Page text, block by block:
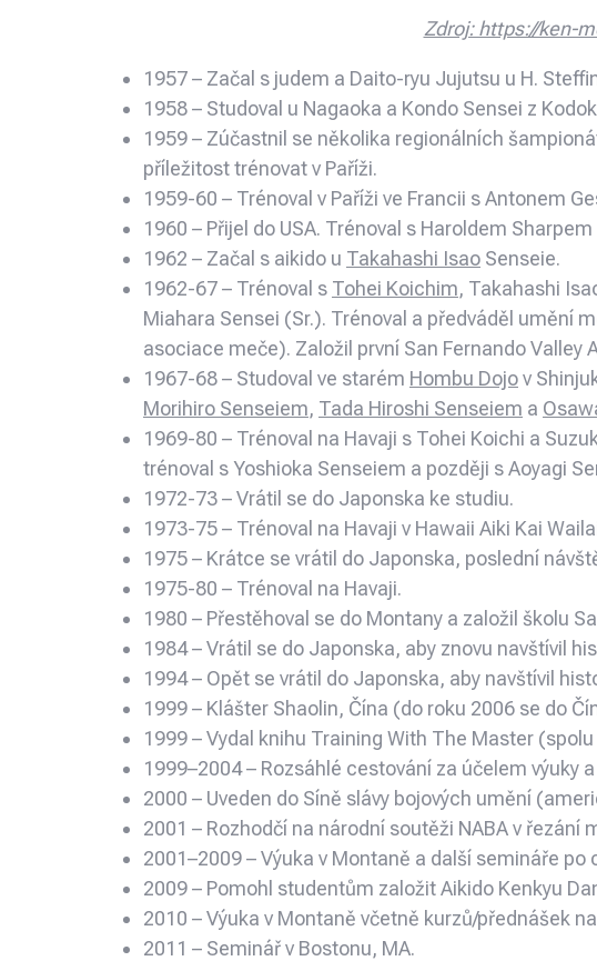
Zdroj: https://ken-
1957 – Začal s judem a Daito-ryu Jujutsu u H.
1958 – Studoval u Nagaoka a Kondo Sensei z
1959 – Zúčastnil se několika regionálních
příležitost trénovat v Paříži.
1959-60 – Trénoval v Paříži ve Francii s Antonem
1960 – Přijel do USA. Trénoval s Haroldem
1962 – Začal s aikido u Takahashi Isao Senseie.
1962-67 – Trénoval s Tohei Koichim, Takahashi
Miahara Sensei (Sr.). Trénoval a předváděl umění
asociace meče). Založil první San Fernando Valley
1967-68 – Studoval ve starém Hombu Dojov
Morihiro Senseiem, Tada Hiroshi Senseiem a
1969-80 – Trénoval na Havaji s Tohei Koichi a
trénoval s Yoshioka Senseiem a později s Aoyagi
1972-73 – Vrátil se do Japonska ke studiu.
1973-75 – Trénoval na Havaji v Hawaii Aiki Kai
1975 – Krátce se vrátil do Japonska, poslední
1975-80 – Trénoval na Havaji.
1980 – Přestěhoval se do Montany a založil školu
1984 – Vrátil se do Japonska, aby znovu navštívil
1994 – Opět se vrátil do Japonska, aby navštívil
1999 – Klášter Shaolin, Čína (do roku 2006 se do
1999 – Vydal knihu Training With The Master (spolu
1999–2004 – Rozsáhlé cestování za účelem výuky
2000 – Uveden do Síně slávy bojových umění
2001 – Rozhodčí na národní soutěži NABA v řezání
2001–2009 – Výuka v Montaně a další semináře
2009 – Pomohl studentům založit Aikido Kenkyu
2010 – Výuka v Montaně včetně kurzů/přednášek
2011 – Seminář v Bostonu, MA.